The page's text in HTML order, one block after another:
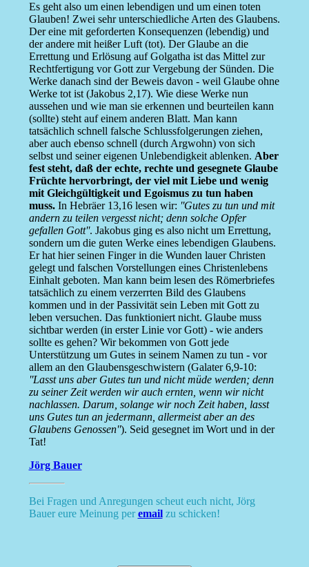
Es geht also um einen lebendigen und um einen toten
Glauben! Zwei sehr unterschiedliche Arten des Glaubens.
Der eine mit geforderten Konsequenzen (lebendig) und
der andere mit heißer Luft (tot). Der Glaube an die
Errettung und Erlösung auf Golgatha ist das Mittel zur
Rechtfertigung vor Gott zur Vergebung der Sünden. Die
Werke danach sind der Beweis davon - weil Glaube ohne
Werke tot ist (Jakobus 2,17). Wie diese Werke nun
aussehen und wie man sie erkennen und beurteilen kann
(sollte) steht auf einem anderen Blatt. Man kann
tatsächlich schnell falsche Schlussfolgerungen ziehen,
aber auch ebenso schnell (durch Argwohn) von sich
selbst und seiner eigenen Unlebendigkeit ablenken. Aber
fest steht, daß der echte, rechte und gesegnete Glaube
Früchte hervorbringt, der viel mit Liebe und wenig
mit Gleichgültigkeit und Egoismus zu tun haben
muss.In Hebräer 13,16 lesen wir: ''Gutes zu tun und mit
andern zu teilen vergesst nicht; denn solche Opfer
gefallen Gott''. Jakobus ging es also nicht um Errettung,
sondern um die guten Werke eines lebendigen Glaubens.
Er hat hier seinen Finger in die Wunden lauer Christen
gelegt und falschen Vorstellungen eines Christenlebens
Einhalt geboten. Man kann beim lesen des Römerbriefes
tatsächlich zu einem verzerrten Bild des Glaubens
kommen und in der Passivität sein Leben mit Gott zu
leben versuchen. Das funktioniert nicht. Glaube muss
sichtbar werden (in erster Linie vor Gott) - wie anders
sollte es gehen? Wir bekommen von Gott jede
Unterstützung um Gutes in seinem Namen zu tun - vor
allem an den Glaubensgeschwistern (Galater 6,9-10:
''Lasst uns aber Gutes tun und nicht müde werden; denn
zu seiner Zeit werden wir auch ernten, wenn wir nicht
nachlassen. Darum, solange wir noch Zeit haben, lasst
uns Gutes tun an jedermann, allermeist aber an des
Glaubens Genossen''). Seid gesegnet im Wort und in der
Tat!
Jörg Bauer
Bei Fragen und Anregungen scheut euch nicht, Jörg
Bauer eure Meinung peremailzu schicken!